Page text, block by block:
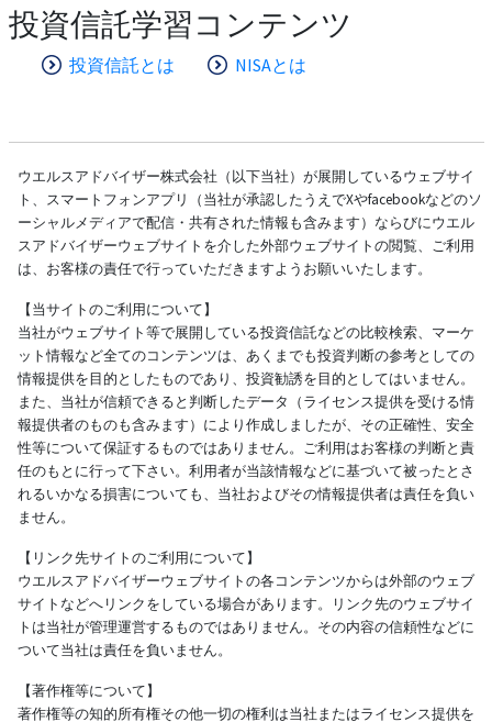
投資信託学習コンテンツ
投資信託とは NISAとは
ウエルスアドバイザー株式会社（以下当社）が展開しているウェブサイ
ト、スマートフォンアプリ（当社が承認したうえでXやfacebookなどのソ
ーシャルメディアで配信・共有された情報も含みます）ならびにウエル
スアドバイザーウェブサイトを介した外部ウェブサイトの閲覧、ご利用
は、お客様の責任で行っていただきますようお願いいたします。
【当サイトのご利用について】
当社がウェブサイト等で展開している投資信託などの比較検索、マーケ
ット情報など全てのコンテンツは、あくまでも投資判断の参考としての
情報提供を目的としたものであり、投資勧誘を目的としてはいません。
また、当社が信頼できると判断したデータ（ライセンス提供を受ける情
報提供者のものも含みます）により作成しましたが、その正確性、安全
性等について保証するものではありません。ご利用はお客様の判断と責
任のもとに行って下さい。利用者が当該情報などに基づいて被ったとさ
れるいかなる損害についても、当社およびその情報提供者は責任を負い
ません。
【リンク先サイトのご利用について】
ウエルスアドバイザーウェブサイトの各コンテンツからは外部のウェブ
サイトなどへリンクをしている場合があります。リンク先のウェブサイ
トは当社が管理運営するものではありません。その内容の信頼性などに
ついて当社は責任を負いません。
【著作権等について】
著作権等の知的所有権その他一切の権利は当社またはライセンス提供を